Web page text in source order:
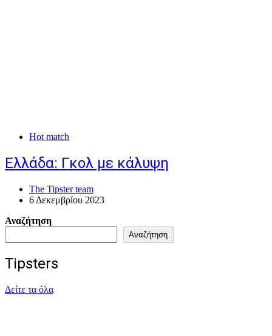
Hot match
Ελλάδα: Γκολ με κάλυψη
The Tipster team
6 Δεκεμβρίου 2023
Αναζήτηση
Αναζήτηση
Tipsters
Δείτε τα όλα